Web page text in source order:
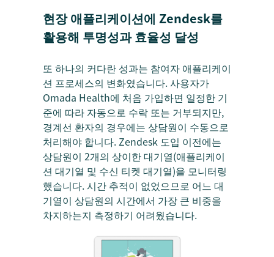
현장 애플리케이션에 Zendesk를
활용해 투명성과 효율성 달성
또 하나의 커다란 성과는 참여자 애플리케이
션 프로세스의 변화였습니다. 사용자가
Omada Health에 처음 가입하면 일정한 기
준에 따라 자동으로 수락 또는 거부되지만,
경계선 환자의 경우에는 상담원이 수동으로
처리해야 합니다. Zendesk 도입 이전에는
상담원이 2개의 상이한 대기열(애플리케이
션 대기열 및 수신 티켓 대기열)을 모니터링
했습니다. 시간 추적이 없었으므로 어느 대
기열이 상담원의 시간에서 가장 큰 비중을
차지하는지 측정하기 어려웠습니다.